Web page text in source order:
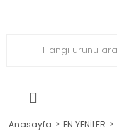
Anasayfa EN YENİLER